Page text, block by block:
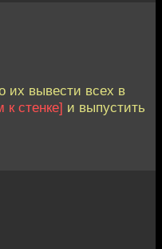
вывести всех в
к стенке] и выпустить